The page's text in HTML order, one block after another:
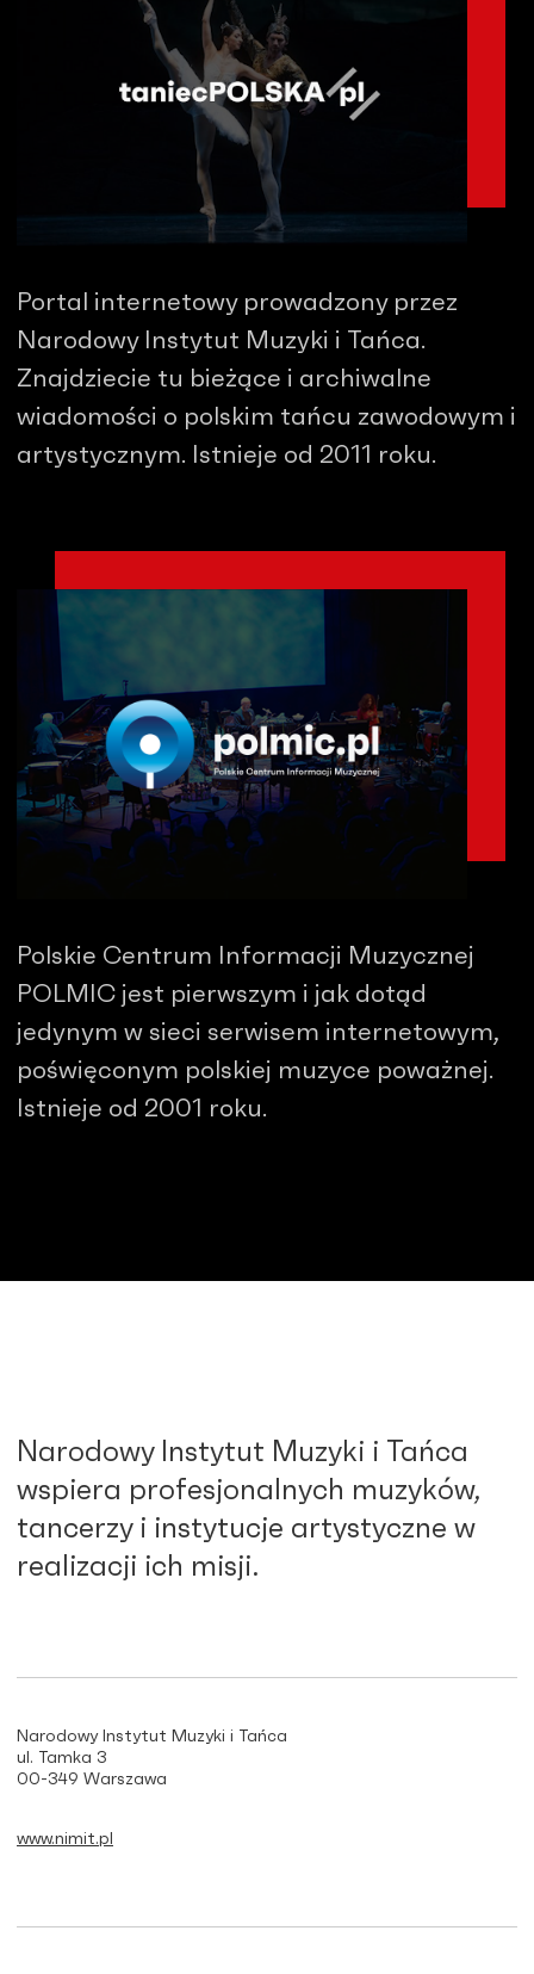
Portal internetowy prowadzony przez
Narodowy Instytut Muzyki i Tańca.
Znajdziecie tu bieżące i archiwalne
wiadomości o polskim tańcu zawodowym i
artystycznym. Istnieje od 2011 roku.
Polskie Centrum Informacji Muzycznej
POLMIC jest pierwszym i jak dotąd
jedynym w sieci serwisem internetowym,
poświęconym polskiej muzyce poważnej.
Istnieje od 2001 roku.
Narodowy Instytut Muzyki i Tańca
wspiera profesjonalnych muzyków,
tancerzy i instytucje artystyczne w
realizacji ich misji.
Narodowy Instytut Muzyki i Tańca
ul. Tamka 3
00-349 Warszawa
www.nimit.pl